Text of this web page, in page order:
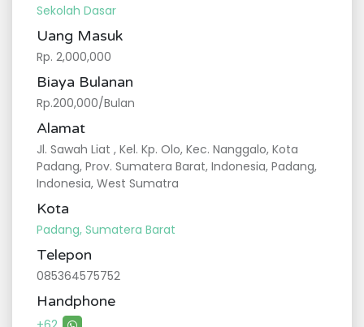
Sekolah Dasar
Uang Masuk
Rp. 2,000,000
Biaya Bulanan
Rp.200,000/Bulan
Alamat
Jl. Sawah Liat , Kel. Kp. Olo, Kec. Nanggalo, Kota
Padang, Prov. Sumatera Barat, Indonesia, Padang,
Indonesia, West Sumatra
Kota
Padang, Sumatera Barat
Telepon
085364575752
Handphone